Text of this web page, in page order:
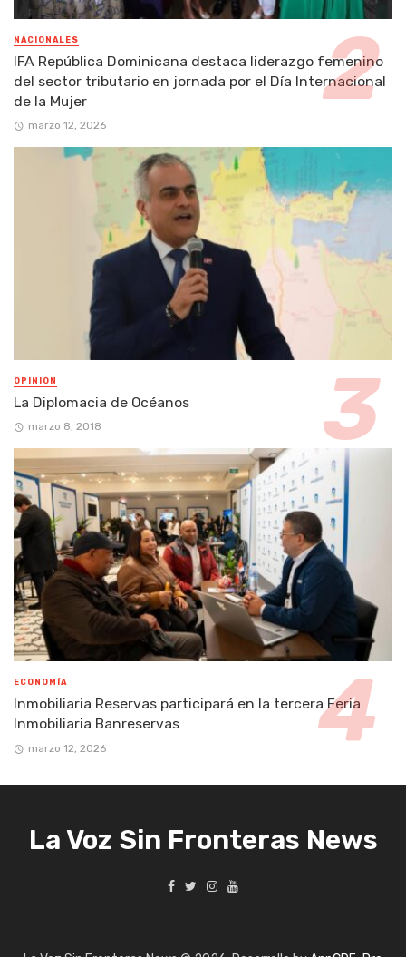
NACIONALES
IFA República Dominicana destaca liderazgo femenino
del sector tributario en jornada por el Día Internacional
de la Mujer
marzo 12, 2026
OPINIÓN
La Diplomacia de Océanos
marzo 8, 2018
ECONOMÍA
Inmobiliaria Reservas participará en la tercera Feria
Inmobiliaria Banreservas
marzo 12, 2026
La Voz Sin Fronteras News